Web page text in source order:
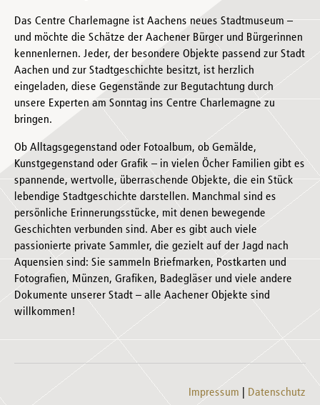
Das Centre Charlemagne ist Aachens neues Stadtmuseum –
und möchte die Schätze der Aachener Bürger und Bürgerinnen
kennenlernen. Jeder, der besondere Objekte passend zur Stadt
Aachen und zur Stadtgeschichte besitzt, ist herzlich
eingeladen, diese Gegenstände zur Begutachtung durch
unsere Experten am Sonntag ins Centre Charlemagne zu
bringen.
Ob Alltagsgegenstand oder Fotoalbum, ob Gemälde,
Kunstgegenstand oder Grafik – in vielen Öcher Familien gibt es
spannende, wertvolle, überraschende Objekte, die ein Stück
lebendige Stadtgeschichte darstellen. Manchmal sind es
persönliche Erinnerungsstücke, mit denen bewegende
Geschichten verbunden sind. Aber es gibt auch viele
passionierte private Sammler, die gezielt auf der Jagd nach
Aquensien sind: Sie sammeln Briefmarken, Postkarten und
Fotografien, Münzen, Grafiken, Badegläser und viele andere
Dokumente unserer Stadt – alle Aachener Objekte sind
willkommen!
Impressum Datenschutz